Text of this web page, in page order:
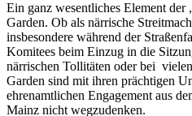
Ein ganz wesentliches Element der
Garden. Ob als närrische
insbesondere während der
Komitees beim Einzug in die
närrischen Tollitäten oder bei
Garden sind mit ihren prächtigen
ehrenamtlichen Engagement aus
Mainz nicht wegzudenken.